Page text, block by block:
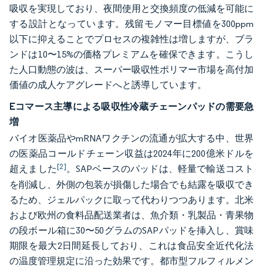
吸収を実現しており、夜間使用と交換頻度の低減を可能に
する設計となっています。残留モノマー目標値を300ppm
以下に抑えることでプロセスの複雑性は増しますが、ブラ
ンドは10〜15%の価格プレミアムを確保できます。こうし
た人口動態の波は、スーパー吸収性ポリマー市場を高付加
価値の成人ケアグレードへと誘導しています。
Eコマース主導による吸収性冷蔵チェーンパッドの需要急
増
バイオ医薬品やmRNAワクチンの流通が拡大する中、世界
の医薬品コールドチェーン収益は2024年に200億米ドルを
超えました[2]。SAPベースのパッドは、軽量で輸送コスト
を削減し、外側の包装が損傷した場合でも結露を吸収でき
るため、ジェルパックに取って代わりつつあります。北米
および欧州の食料品配送業者は、魚介類・乳製品・青果物
の段ボール箱に30〜50グラムのSAPパッドを挿入し、賞味
期限を最大2日間延長しており、これは食品安全近代化法
の温度管理規定に沿った効果です。都市型フルフィルメン